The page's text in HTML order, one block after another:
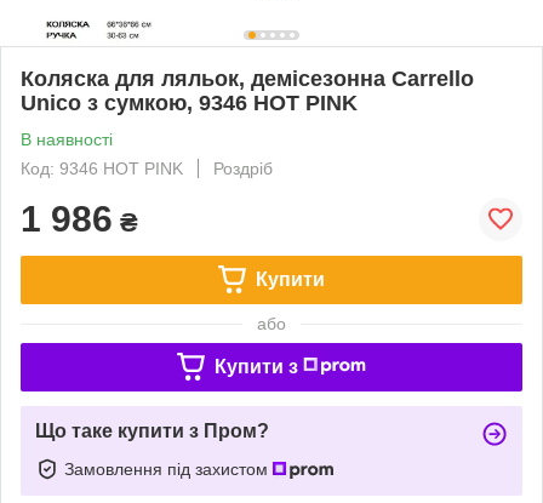
Коляска для ляльок, демісезонна Carrello
Unico з сумкою, 9346 HOT PINK
В наявності
Код: 9346 HOT PINK
Роздріб
1 986 ₴
Купити
або
Купити з
Що таке купити з Пром?
Замовлення під захистом